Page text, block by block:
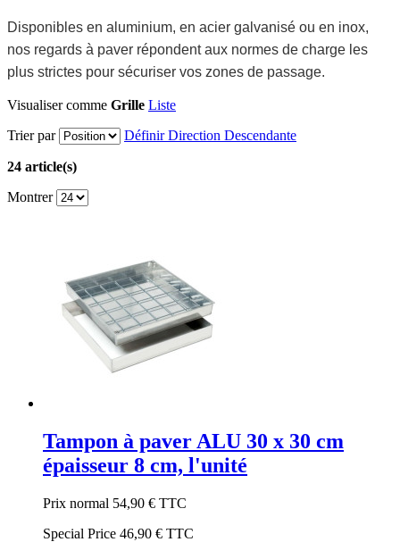
Disponibles en aluminium, en acier galvanisé ou en inox,
nos regards à paver répondent aux normes de charge les
plus strictes pour sécuriser vos zones de passage.
Visualiser comme Grille Liste
Trier par
Définir Direction Descendante
24 article(s)
Montrer
Tampon à paver ALU 30 x 30 cm
épaisseur 8 cm, l'unité
Prix normal 54,90 € TTC
Special Price 46,90 € TTC